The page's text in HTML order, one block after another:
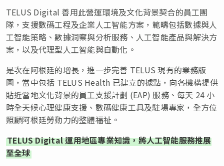
TELUS Digital 善用此營運環境及文化背景契合的員工團
隊，支援數碼工程及企業人工智能方案，範疇包括數據與人
工智能策略、數據洞察與分析服務、人工智能產品與解決方
案，以及代理型人工智能與自動化。
是次在阿根廷的增長，進一步完善 TELUS 現有的業務版
圖，當中包括 TELUS Health 已建立的據點，向各機構提供
貼近當地文化背景的員工支援計劃 (EAP) 服務、每天 24 小
時全天候心理健康支援、數碼健康工具及駐場專家，全方位
照顧阿根廷勞動力的整體福祉。
TELUS Digital 運用地區專業知識，將人工智能服務推展
至全球